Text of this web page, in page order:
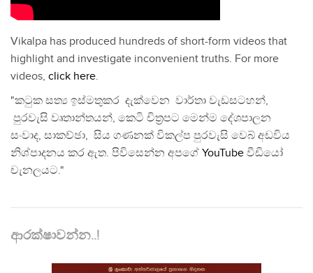
Vikalpa has produced hundreds of short-form videos that
highlight and investigate inconvenient truths. For more
videos, click here.
"කටුක සත්‍ය ඉස්මතුකර දැක්වෙන වාර්තා වැඩසටහන්,
පුරවැසි වෘතාන්තයන්, කෙටි චිත්‍රපට මෙන්ම දේශපාලන
සංවාද, සාකච්ඡා, සිය ගණනක් විකල්ප පුරවැසි වෙබ් අඩවිය
නිශ්පාදනය කර ඇත. පිවිසෙන්න අපගේ YouTube වීඩියෝ
චැනලයට."
ආරක්ෂාවන්න..!